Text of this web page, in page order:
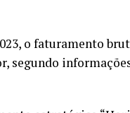
o faturamento
segundo